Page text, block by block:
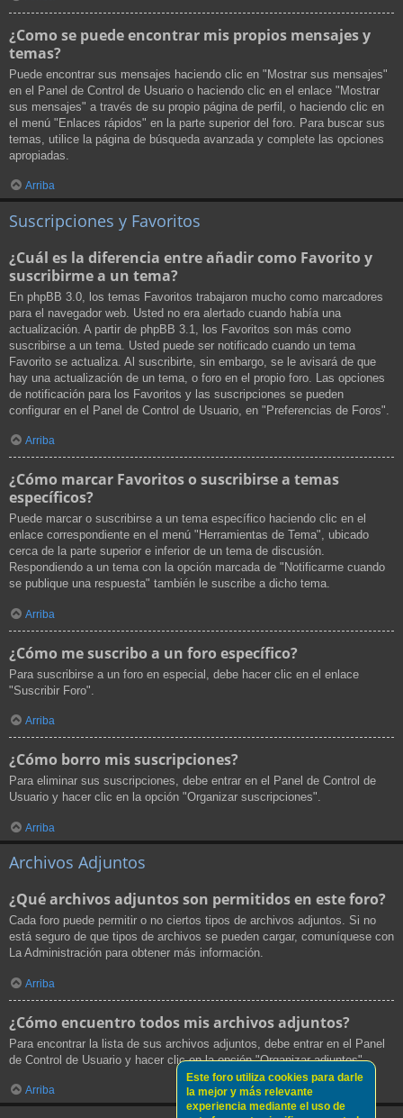
¿Como se puede encontrar mis propios mensajes y
temas?
Puede encontrar sus mensajes haciendo clic en "Mostrar sus mensajes"
en el Panel de Control de Usuario o haciendo clic en el enlace "Mostrar
sus mensajes" a través de su propio página de perfil, o haciendo clic en
el menú "Enlaces rápidos" en la parte superior del foro. Para buscar sus
temas, utilice la página de búsqueda avanzada y complete las opciones
apropiadas.
Arriba
Suscripciones y Favoritos
¿Cuál es la diferencia entre añadir como Favorito y
suscribirme a un tema?
En phpBB 3.0, los temas Favoritos trabajaron mucho como marcadores
para el navegador web. Usted no era alertado cuando había una
actualización. A partir de phpBB 3.1, los Favoritos son más como
suscribirse a un tema. Usted puede ser notificado cuando un tema
Favorito se actualiza. Al suscribirte, sin embargo, se le avisará de que
hay una actualización de un tema, o foro en el propio foro. Las opciones
de notificación para los Favoritos y las suscripciones se pueden
configurar en el Panel de Control de Usuario, en "Preferencias de Foros".
Arriba
¿Cómo marcar Favoritos o suscribirse a temas
específicos?
Puede marcar o suscribirse a un tema específico haciendo clic en el
enlace correspondiente en el menú "Herramientas de Tema", ubicado
cerca de la parte superior e inferior de un tema de discusión.
Respondiendo a un tema con la opción marcada de "Notificarme cuando
se publique una respuesta" también le suscribe a dicho tema.
Arriba
¿Cómo me suscribo a un foro específico?
Para suscribirse a un foro en especial, debe hacer clic en el enlace
"Suscribir Foro".
Arriba
¿Cómo borro mis suscripciones?
Para eliminar sus suscripciones, debe entrar en el Panel de Control de
Usuario y hacer clic en la opción "Organizar suscripciones".
Arriba
Archivos Adjuntos
¿Qué archivos adjuntos son permitidos en este foro?
Cada foro puede permitir o no ciertos tipos de archivos adjuntos. Si no
está seguro de que tipos de archivos se pueden cargar, comuníquese con
La Administración para obtener más información.
Arriba
¿Cómo encuentro todos mis archivos adjuntos?
Para encontrar la lista de sus archivos adjuntos, debe entrar en el Panel
de Control de Usuario y hacer clic en la opción "Organizar adjuntos".
Arriba
Este foro utiliza cookies para darle
la mejor y más relevante
experiencia mediante el uso de